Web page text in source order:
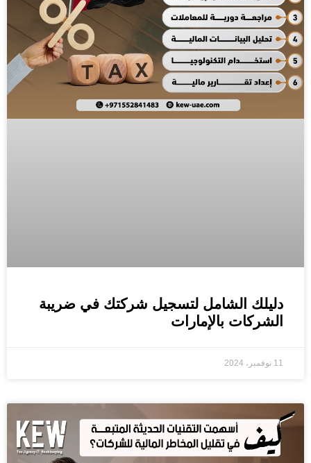
دليلك الشامل لتسجيل شركتك في ضريبة
الشركات بالإمارات
11 نوفمبر، 2024